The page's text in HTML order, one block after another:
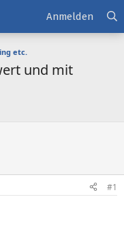
Anmelden
etc.
und mit
#1